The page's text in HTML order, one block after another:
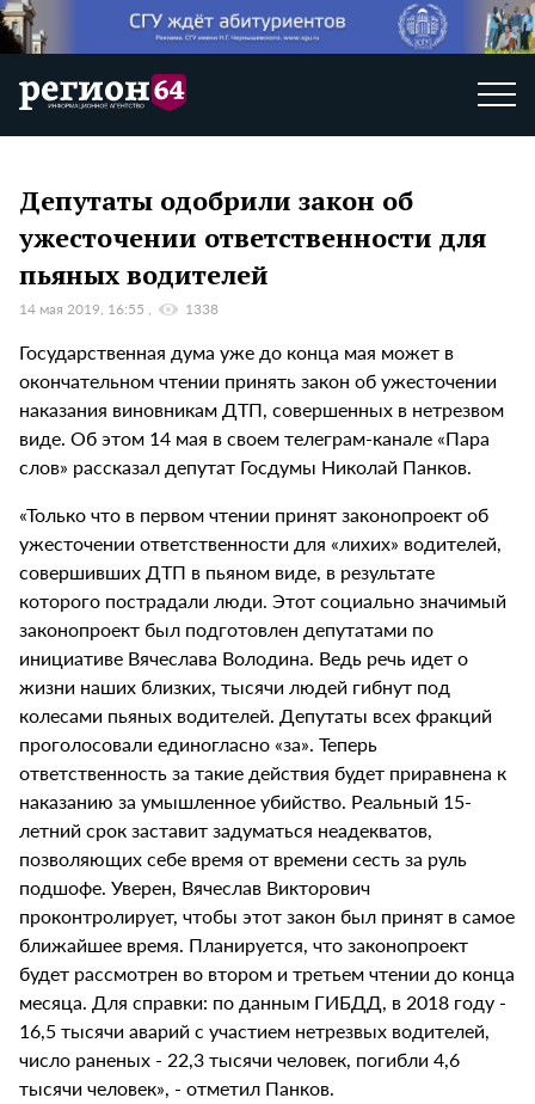
Депутаты одобрили закон об
ужесточении ответственности для
пьяных водителей
14 мая 2019, 16:55 1338
Государственная дума уже до конца мая может в
окончательном чтении принять закон об ужесточении
наказания виновникам ДТП, совершенных в нетрезвом
виде. Об этом 14 мая в своем телеграм-канале «Пара
слов» рассказал депутат Госдумы Николай Панков.
«Только что в первом чтении принят законопроект об
ужесточении ответственности для «лихих» водителей,
совершивших ДТП в пьяном виде, в результате
которого пострадали люди. Этот социально значимый
законопроект был подготовлен депутатами по
инициативе Вячеслава Володина. Ведь речь идет о
жизни наших близких, тысячи людей гибнут под
колесами пьяных водителей. Депутаты всех фракций
проголосовали единогласно «за». Теперь
ответственность за такие действия будет приравнена к
наказанию за умышленное убийство. Реальный 15-
летний срок заставит задуматься неадекватов,
позволяющих себе время от времени сесть за руль
подшофе. Уверен, Вячеслав Викторович
проконтролирует, чтобы этот закон был принят в самое
ближайшее время. Планируется, что законопроект
будет рассмотрен во втором и третьем чтении до конца
месяца. Для справки: по данным ГИБДД, в 2018 году -
16,5 тысячи аварий с участием нетрезвых водителей,
число раненых - 22,3 тысячи человек, погибли 4,6
тысячи человек», - отметил Панков.